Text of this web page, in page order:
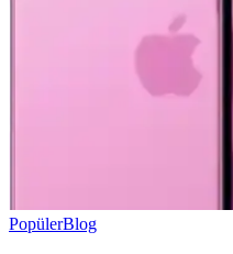
PopülerBlog